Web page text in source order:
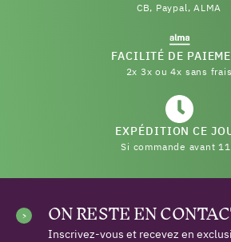
(22
CB, Paypal, ALMA
FACILITÉ DE
2x 3x ou 4x sans frais
EXPÉDITION CE
Si commande avant
ON RESTE EN
Inscrivez-vous et recevez en